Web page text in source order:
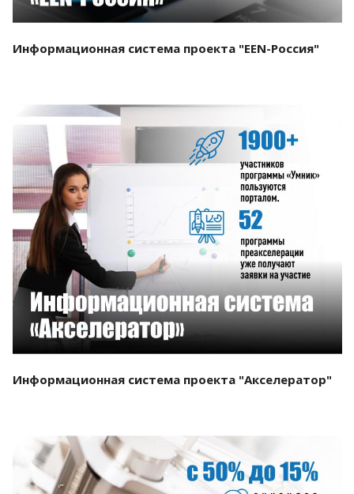
Информационная система проекта "EEN-Россия"
Смотреть проект
Информационная система проекта "Акселератор"